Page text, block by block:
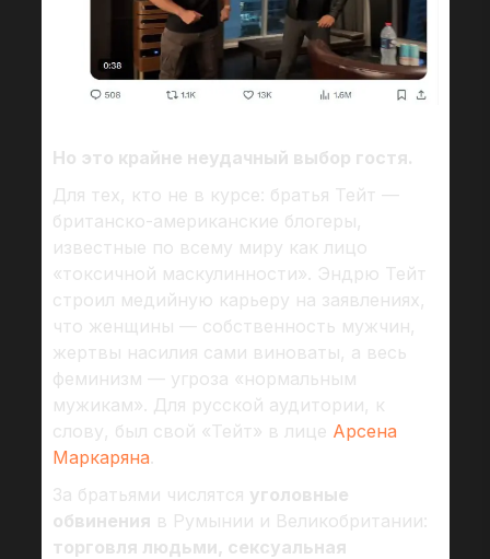
Но это крайне неудачный выбор гостя.
Для тех, кто не в курсе: братья Тейт —
британско-американские блогеры,
известные по всему миру как лицо
«токсичной маскулинности». Эндрю Тейт
строил медийную карьеру на заявлениях,
что женщины — собственность мужчин,
жертвы насилия сами виноваты, а весь
феминизм — угроза «нормальным
мужикам». Для русской аудитории, к
слову, был свой «Тейт» в лице Арсена
Маркаряна.
За братьями числятся уголовные
обвинения в Румынии и Великобритании:
торговля людьми, сексуальная